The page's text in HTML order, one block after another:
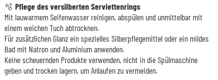
🫧 Pflege des versilberten Serviettenrings
Mit lauwarmem Seifenwasser reinigen, abspülen und unmittelbar mit
einem weichen Tuch abtrocknen.
Für zusätzlichen Glanz ein spezielles Silberpflegemittel oder ein mildes
Bad mit Natron und Aluminium anwenden.
Keine scheuernden Produkte verwenden, nicht in die Spülmaschine
geben und trocken lagern, um Anlaufen zu vermeiden.